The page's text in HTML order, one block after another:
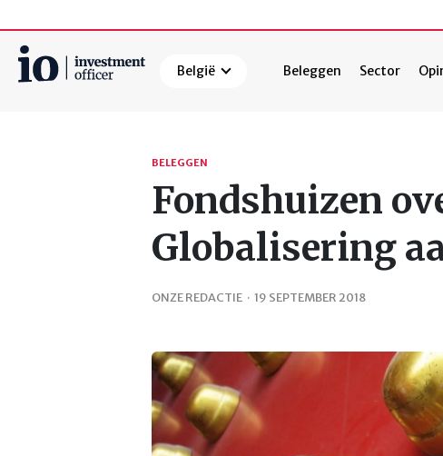
België Beleggen Sector
BELEGGEN
Fondshuizen
Globalisering
ONZE REDACTIE · 19 SEPTEMBER 2018